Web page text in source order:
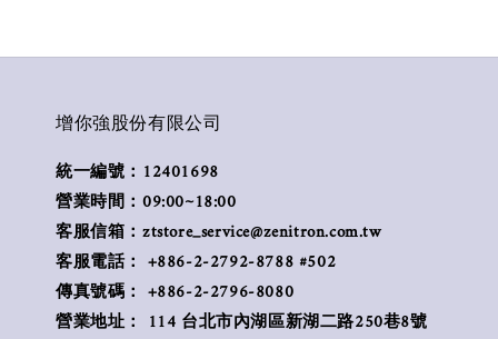
增你強股份有限公司
統一編號：12401698
營業時間：09:00~18:00
客服信箱：ztstore_service@zenitron.com.tw
客服電話： +886-2-2792-8788 #502
傳真號碼： +886-2-2796-8080
營業地址： 114 台北市內湖區新湖二路250巷8號